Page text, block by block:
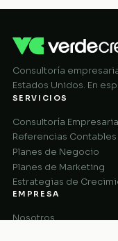
Consultoría
Estados Unidos. En
SERVICIOS
Consultoría
Referencias Contables
Planes de Negocio
Planes de Marketing
Estrategias de
EMPRESA
Nosotros